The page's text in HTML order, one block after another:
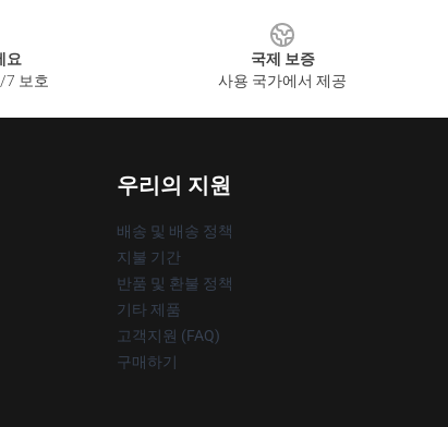
요
7 보호
국제 보증
사용 국가에서 제공
우리의 지원
배송 및 배송 정책
지불 기간
반품 및 환불 정책
기타 제품
고객지원 (FAQ)
구매하기